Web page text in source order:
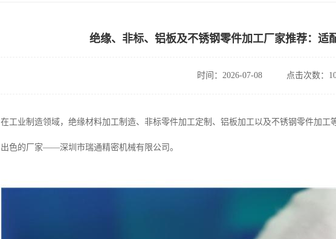
绝缘、非标、铝板及不锈钢零件加工厂家推荐：适
时间：2026-07-08 点击次数：
在工业制造领域，绝缘材料加工制造、非标零件加工定制、铝板加工以及不锈钢零件加
出色的厂家——深圳市瑞通精密机械有限公司。